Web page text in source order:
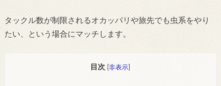
タックル数が制限されるオカッパリや旅先でも虫系をやり
たい、という場合にマッチします。
目次 [非表示